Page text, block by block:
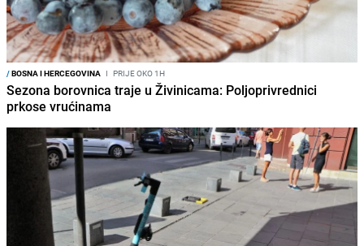
/BOSNA I HERCEGOVINA I PRIJE OKO 1H
Sezona borovnica traje u Živinicama: Poljoprivrednici
prkose vrućinama